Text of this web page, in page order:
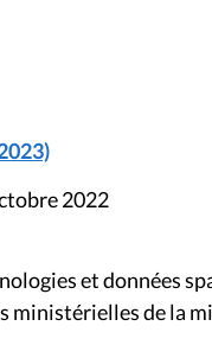
2022
et données
ministérielles de la